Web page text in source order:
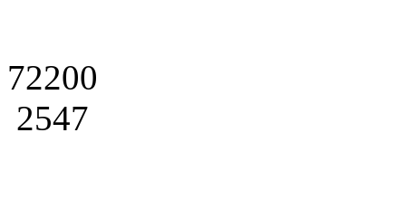
72200
2547